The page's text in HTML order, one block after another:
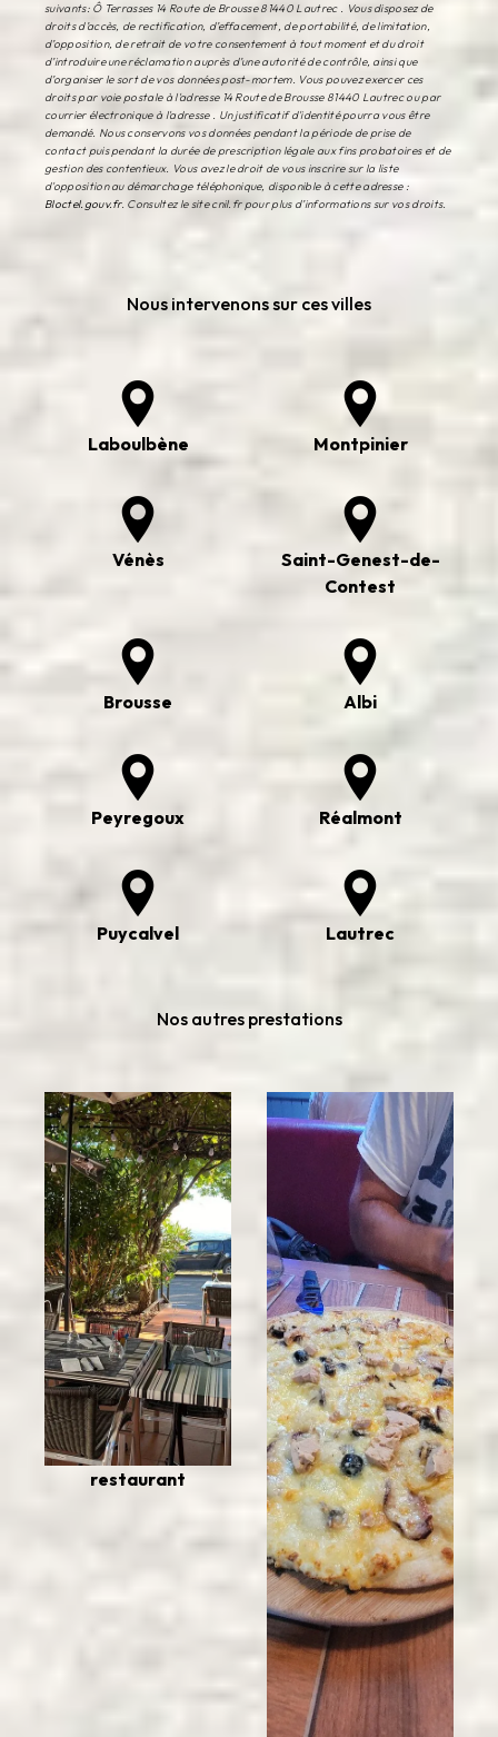
suivants: Ô Terrasses 14 Route de Brousse 81440 Lautrec . Vous disposez de
droits d’accès, de rectification, d’effacement, de portabilité, de limitation,
d’opposition, de retrait de votre consentement à tout moment et du droit
d’introduire une réclamation auprès d’une autorité de contrôle, ainsi que
d’organiser le sort de vos données post-mortem. Vous pouvez exercer ces
droits par voie postale à l'adresse 14 Route de Brousse 81440 Lautrec ou par
courrier électronique à l'adresse . Un justificatif d'identité pourra vous être
demandé. Nous conservons vos données pendant la période de prise de
contact puis pendant la durée de prescription légale aux fins probatoires et de
gestion des contentieux. Vous avez le droit de vous inscrire sur la liste
d'opposition au démarchage téléphonique, disponible à cette adresse :
Bloctel.gouv.fr. Consultez le site cnil.fr pour plus d’informations sur vos droits.
Nous intervenons sur ces villes
Laboulbène Montpinier
Vénès
Saint-Genest-de-
Contest
Brousse Albi
Peyregoux Réalmont
Puycalvel Lautrec
Nos autres prestations
restaurant